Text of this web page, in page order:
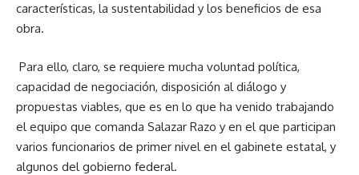
características, la sustentabilidad y los beneficios de esa
obra.
Para ello, claro, se requiere mucha voluntad política,
capacidad de negociación, disposición al diálogo y
propuestas viables, que es en lo que ha venido trabajando
el equipo que comanda Salazar Razo y en el que participan
varios funcionarios de primer nivel en el gabinete estatal, y
algunos del gobierno federal.